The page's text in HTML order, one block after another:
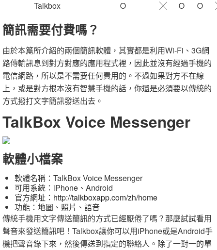
Talkbox
Ｏ ╳ Ｏ Ｏ
簡訊需要付費嗎？
由於本篇所介紹的兩個簡訊軟體，其實都是利用Wi-Fi、3G網
路傳輸訊息到對方對應的應用程式裡，因此並沒有經過手機的
電信網路，所以是不需要任何費用的。不過如果對方不在線
上，或是對方根本沒有智慧手機的話，你還是必須要以傳統的
方式撥打文字簡訊發送出去。
TalkBox Voice Messenger
軟體小檔案
軟體名稱：TalkBox Voice Messenger
可用系統：iPhone、Android
官方網址： http://talkboxapp.com/zh/home
功能：地圖、照片、語音
傳統手機用文字傳送簡訊的方式已經厭倦了嗎？那麼試試看用
聲音來發送簡訊吧！Talkbox讓你可以用iPhone或是Android手
機把聲音錄下來，然後傳送到指定的聯絡人。除了一對一的單